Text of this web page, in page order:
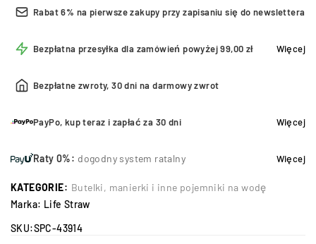
Rabat 6% na pierwsze zakupy przy zapisaniu się do newslettera
Bezpłatna przesyłka dla zamówień powyżej 99,00 zł Więcej
Bezpłatne zwroty, 30 dni na darmowy zwrot
PayPo, kup teraz i zapłać za 30 dni Więcej
Raty 0%: dogodny system ratalny Więcej
KATEGORIE: Butelki, manierki i inne pojemniki na wodę
Marka: Life Straw
SKU:SPC-43914